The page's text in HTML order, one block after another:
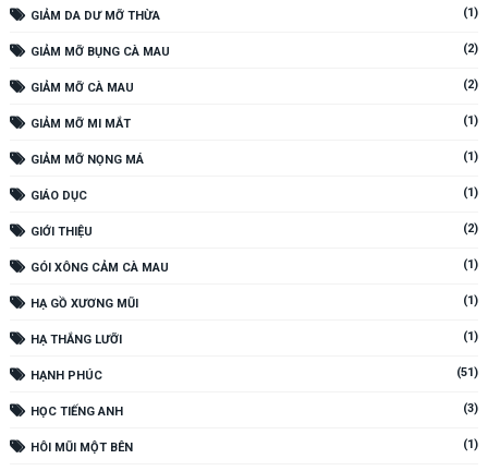
GIẢM DA DƯ MỠ THỪA (1)
GIẢM MỠ BỤNG CÀ MAU (2)
GIẢM MỠ CÀ MAU (2)
GIẢM MỠ MI MẮT (1)
GIẢM MỠ NỌNG MÁ (1)
GIÁO DỤC (1)
GIỚI THIỆU (2)
GÓI XÔNG CẢM CÀ MAU (1)
HẠ GỒ XƯƠNG MŨI (1)
HẠ THẮNG LƯỠI (1)
HẠNH PHÚC (51)
HỌC TIẾNG ANH (3)
HÔI MŨI MỘT BÊN (1)